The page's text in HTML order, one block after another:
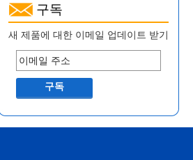
구독
새 제품에 대한 이메일 업데이트 받기